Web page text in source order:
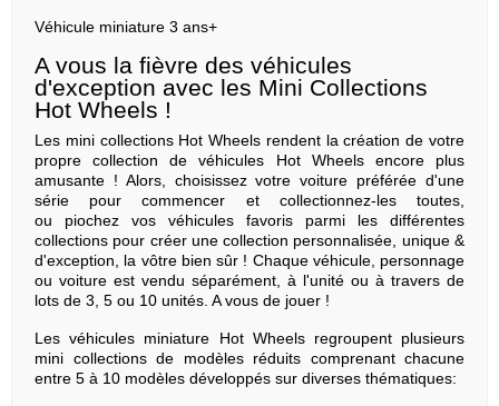
Véhicule miniature 3 ans+
A vous la fièvre des véhicules
d'exception avec les Mini Collections
Hot Wheels !
Les mini collections Hot Wheels rendent la création de votre
propre collection de véhicules Hot Wheels encore plus
amusante ! Alors, choisissez votre voiture préférée d'une
série pour commencer et collectionnez-les toutes,
ou piochez vos véhicules favoris parmi les différentes
collections pour créer une collection personnalisée, unique &
d'exception, la vôtre bien sûr ! Chaque véhicule, personnage
ou voiture est vendu séparément, à l'unité ou à travers de
lots de 3, 5 ou 10 unités. A vous de jouer !
Les véhicules miniature Hot Wheels regroupent plusieurs
mini collections de modèles réduits comprenant chacune
entre 5 à 10 modèles développés sur diverses thématiques: